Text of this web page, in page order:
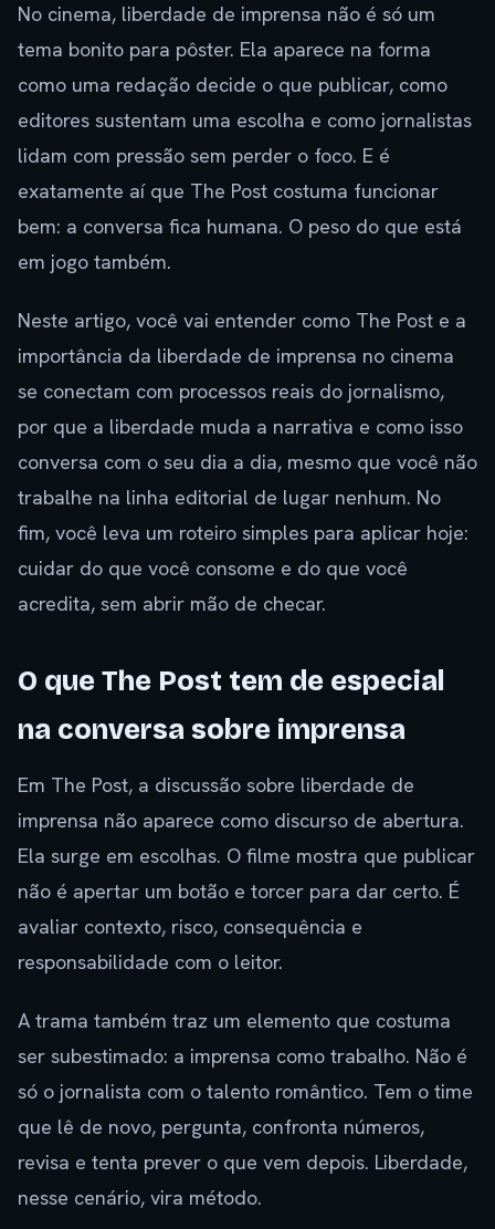
No cinema, liberdade de imprensa não é só um
tema bonito para pôster. Ela aparece na forma
como uma redação decide o que publicar, como
editores sustentam uma escolha e como jornalistas
lidam com pressão sem perder o foco. E é
exatamente aí que The Post costuma funcionar
bem: a conversa fica humana. O peso do que está
em jogo também.
Neste artigo, você vai entender como The Post e a
importância da liberdade de imprensa no cinema
se conectam com processos reais do jornalismo,
por que a liberdade muda a narrativa e como isso
conversa com o seu dia a dia, mesmo que você não
trabalhe na linha editorial de lugar nenhum. No
fim, você leva um roteiro simples para aplicar hoje:
cuidar do que você consome e do que você
acredita, sem abrir mão de checar.
O que The Post tem de especial
na conversa sobre imprensa
Em The Post, a discussão sobre liberdade de
imprensa não aparece como discurso de abertura.
Ela surge em escolhas. O filme mostra que publicar
não é apertar um botão e torcer para dar certo. É
avaliar contexto, risco, consequência e
responsabilidade com o leitor.
A trama também traz um elemento que costuma
ser subestimado: a imprensa como trabalho. Não é
só o jornalista com o talento romântico. Tem o time
que lê de novo, pergunta, confronta números,
revisa e tenta prever o que vem depois. Liberdade,
nesse cenário, vira método.